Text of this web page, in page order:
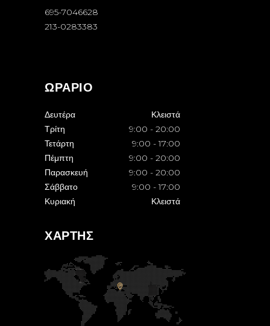
695-7046628
213-0283383
ΩΡΑΡΙΟ
Δευτέρα
Κλειστά
Τρίτη
9:00 - 20:00
Τετάρτη
9:00 - 17:00
Πέμπτη
9:00 - 20:00
Παρασκευή
9:00 - 20:00
Σάββατο
9:00 - 17:00
Κυριακή
Κλειστά
ΧΑΡΤΗΣ